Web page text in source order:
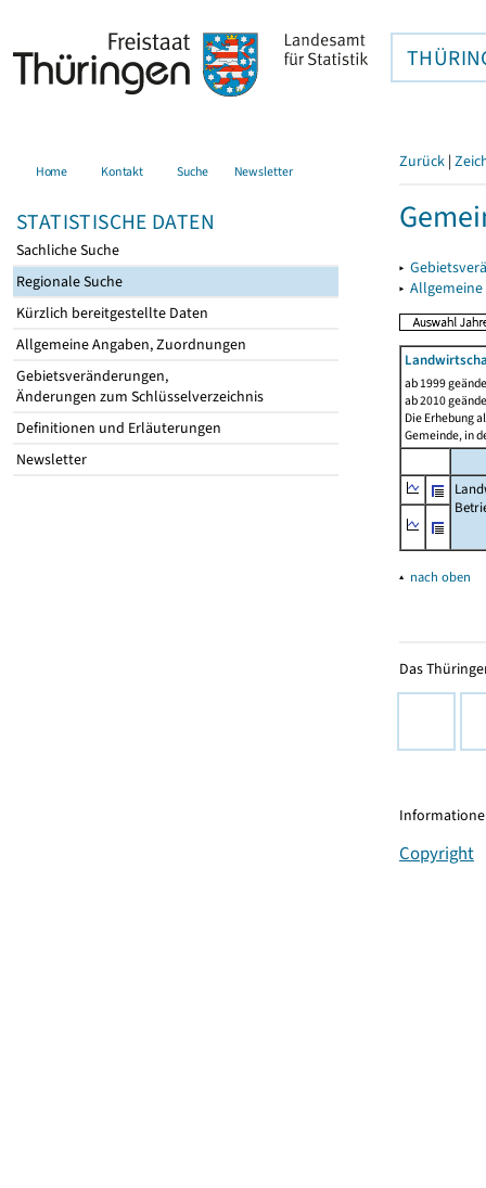
Home Kontakt Suche Newsletter
STATISTISCHE DATEN
Sachliche Suche
Regionale Suche
Kürzlich bereitgestellte Daten
Allgemeine Angaben, Zuordnungen
Gebietsveränderungen,
Änderungen zum Schlüsselverzeichnis
Definitionen und Erläuterungen
Newsletter
Zurück |
▸
▸
ab 1999
ab 2010
Die Erhebung
Gemeinde, in
▴ nach oben
Das
Copyright